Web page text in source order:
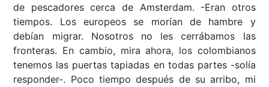
de pescadores cerca de Amsterdam. -Eran otros
tiempos. Los europeos se morían de hambre y
debían migrar. Nosotros no les cerrábamos las
fronteras. En cambio, mira ahora, los colombianos
tenemos las puertas tapiadas en todas partes -solía
responder-. Poco tiempo después de su arribo, mi